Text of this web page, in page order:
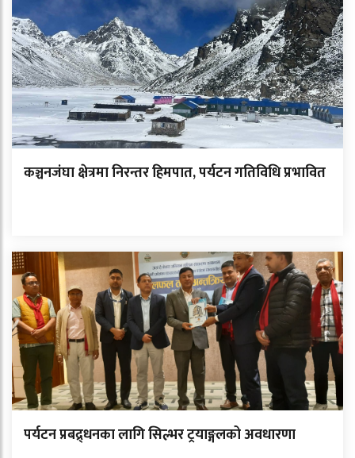
कञ्चनजंघा क्षेत्रमा निरन्तर हिमपात, पर्यटन गतिविधि प्रभावित
पर्यटन प्रबद्र्धनका लागि सिल्भर ट्रयाङ्गलको अवधारणा